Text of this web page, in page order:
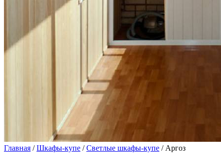
Главная /Шкафы-купе /Светлые шкафы-купе / Аргоз